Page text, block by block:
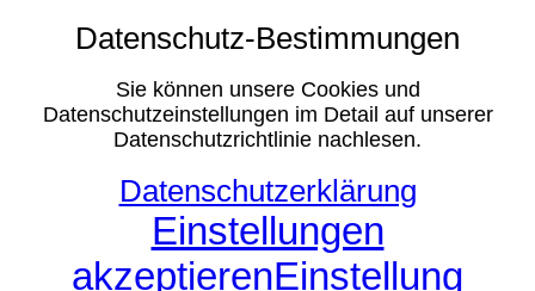
Datenschutz-Bestimmungen
Sie können unsere Cookies und
Datenschutzeinstellungen im Detail auf unserer
Datenschutzrichtlinie nachlesen.
Datenschutzerklärung
Einstellungen
akzeptierenEinstellung